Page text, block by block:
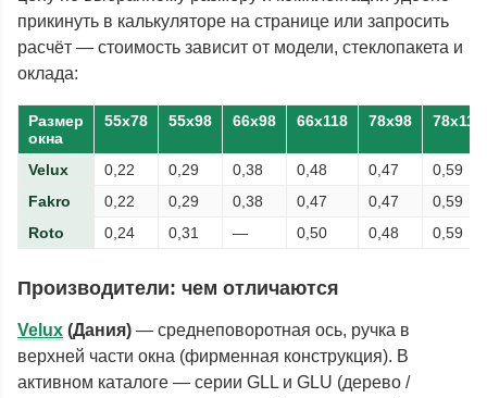
прикинуть в калькуляторе на странице или запросить
расчёт — стоимость зависит от модели, стеклопакета и
оклада:
Размер
окна
55x78 55x98 66x98 66x118 78x98 78x118
Velux 0,22 0,29 0,38 0,48 0,47
0,59
Fakro
0,22 0,29 0,38 0,47 0,47
0,59
Roto
0,24 0,31 — 0,50 0,48 0,59
Производители: чем отличаются
Velux (Дания) — среднеповоротная ось, ручка в
верхней части окна (фирменная конструкция). В
активном каталоге — серии GLL и GLU (дерево /